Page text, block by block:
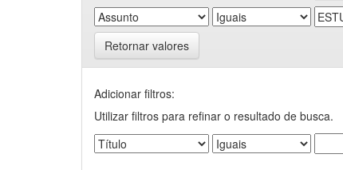
Retornar valores
Adicionar filtros:
Utilizar filtros para refinar o resultado de busca.